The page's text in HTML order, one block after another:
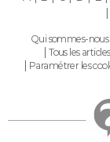
Qui sommes-nous
Tous les articles
Paramétrer les